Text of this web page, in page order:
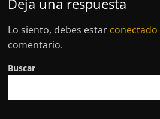
Deja una respuesta
Lo siento, debes estar conectado
comentario.
Buscar